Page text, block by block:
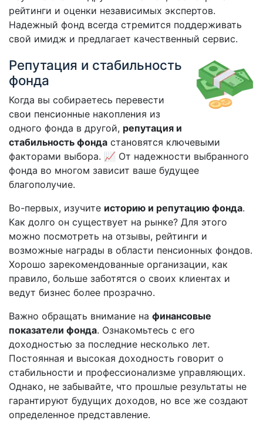
рейтинги и оценки независимых экспертов.
Надежный фонд всегда стремится поддерживать
свой имидж и предлагает качественный сервис.
Репутация и стабильность
фонда
Когда вы собираетесь перевести
свои пенсионные накопления из
одного фонда в другой, репутация и
стабильность фонда становятся ключевыми
факторами выбора. 📈 От надежности выбранного
фонда во многом зависит ваше будущее
благополучие.
Во-первых, изучите историю и репутацию фонда.
Как долго он существует на рынке? Для этого
можно посмотреть на отзывы, рейтинги и
возможные награды в области пенсионных фондов.
Хорошо зарекомендованные организации, как
правило, больше заботятся о своих клиентах и
ведут бизнес более прозрачно.
Важно обращать внимание на финансовые
показатели фонда. Ознакомьтесь с его
доходностью за последние несколько лет.
Постоянная и высокая доходность говорит о
стабильности и профессионализме управляющих.
Однако, не забывайте, что прошлые результаты не
гарантируют будущих доходов, но все же создают
определенное представление.